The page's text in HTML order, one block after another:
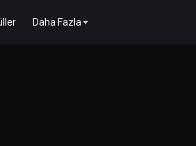
Daha Fazla